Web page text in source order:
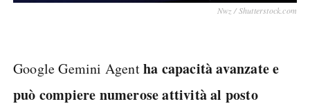
Nwz / Shutterstock.com
Google Gemini Agentha capacità avanzate e
può compiere numerose attività al posto